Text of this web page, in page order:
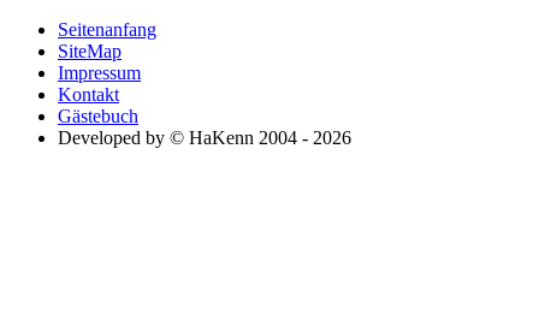
Seitenanfang
SiteMap
Impressum
Kontakt
Gästebuch
Developed by © HaKenn 2004 - 2026